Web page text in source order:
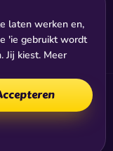
& exploitatie:
·
laten werken en,
'ie gebruikt wordt
Jij kiest. Meer